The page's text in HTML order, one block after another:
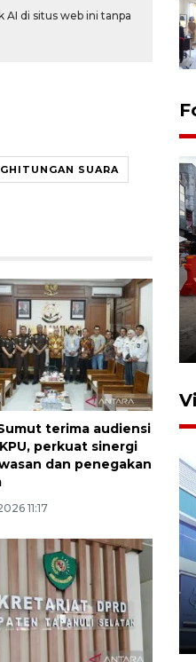
di situs web ini tanpa
SUARA
terima audiensi
perkuat sinergi
dan penegakan
11:17
Tahunan di
penyakit